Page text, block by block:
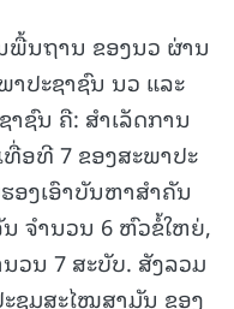
ພື້ນຖານ ຂອງນວ ຜ່ານ
ປະຊາຊົນ ນວ ແລະ
າຊົນ ຄື: ສໍາເລັດການ
ອທີ 7 ຂອງສະພາປະ
ອງເອົາບັນຫາສໍາຄັນ
ຈຳນວນ 6 ຫົວຂໍ້ໃຫຍ່,
ວນ 7 ສະບັບ. ສັງລວມ
ະຊຸມສະໄໝສາມັນ ຂອງ